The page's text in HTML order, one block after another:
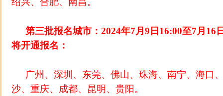
第三批报名城市：2024年7月9日16:00至7月16
将开通报名：
广州、深圳、东莞、佛山、珠海、南宁、海口
沙、重庆、成都、昆明、贵阳。